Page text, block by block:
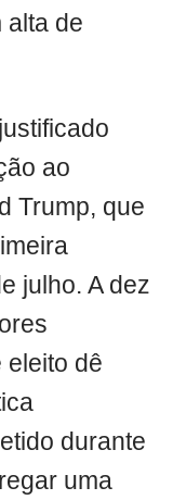
alta de
ao
Trump, que
julho. A dez
eleito dê
durante
uma